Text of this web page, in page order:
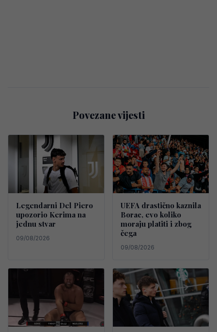
Povezane vijesti
Legendarni Del Piero
upozorio Kerima na
jednu stvar
09/08/2026
UEFA drastično kaznila
Borac, evo koliko
moraju platiti i zbog
čega
09/08/2026